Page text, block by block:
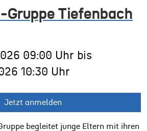
Gruppe Tiefenbach
09:00 Uhr bis
10:30 Uhr
Jetzt anmelden
begleitet junge Eltern mit ihren